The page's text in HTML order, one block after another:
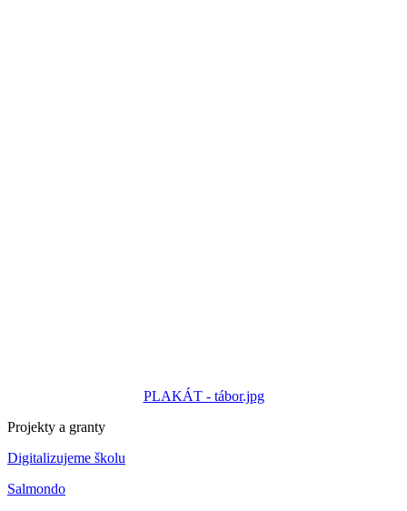
PLAKÁT - tábor.jpg
Projekty a granty
Digitalizujeme školu
Salmondo